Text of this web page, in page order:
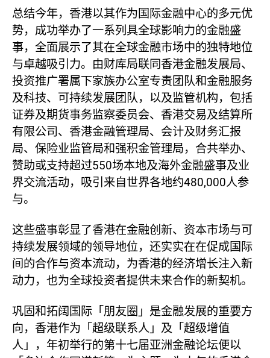
总结今年，香港以其作为国际金融中心的多元优
势，成功举办了一系列具全球影响力的金融盛
事，全面展示了其在全球金融市场中的独特地位
与卓越吸引力。由财库局联同香港金融发展局、
投资推广署属下家族办公室专责团队和金融服务
及科技、可持续发展团队，以及监管机构，包括
证券及期货事务监察委员会、香港交易及结算所
有限公司、香港金融管理局、会计及财务汇报
局、保险业监管局和强积金管理局，合共举办、
赞助或支持超过550场本地及海外金融盛事及业
界交流活动，吸引来自世界各地约480,000人参
与。
这些盛事彰显了香港在金融创新、资本市场与可
持续发展领域的领导地位，还实实在在促成国际
间的合作与资本流动，为香港的经济增长注入新
动力，也为全球投资者提供未来合作的新契机。
巩固和拓阔国际「朋友圈」是金融发展的重要方
向，香港作为「超级联系人」及「超级增值
人」，年初举行的第十七届亚洲金融论坛便以